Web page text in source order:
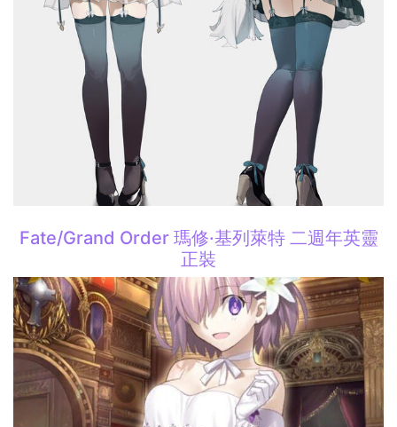
Fate/Grand Order 瑪修·基列萊特 二週年英靈
正裝